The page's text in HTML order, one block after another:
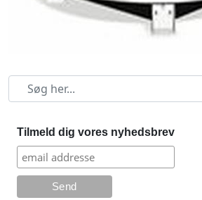
Tilmeld dig vores nyhedsbrev